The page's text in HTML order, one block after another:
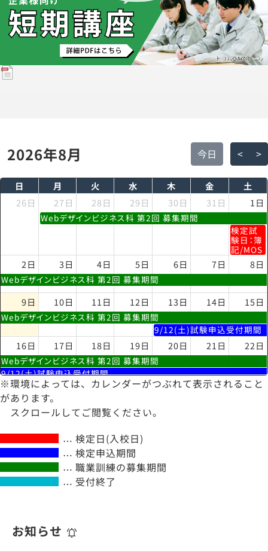
2026年8月 今日 < >
日 月 火 水 木 金
土
26日
27日
Webデザインビジネス科 第2回 募集期間
28日 29日 30日 31日 1日
検定試
験日：簿
記/MOS
2日
Webデザインビジネス科 第2回 募集期間
3日 4日 5日 6日 7日 8日
9日
Webデザインビジネス科 第2回 募集期間
10日 11日 12日 13日
9/12(土)試験申込受付期間
14日 15日
16日
Webデザインビジネス科 第2回 募集期間
9/12(土)試験申込受付期間
17日 18日 19日 20日 21日 22日
23日
Webデザインビジネス科 第2回 募集期
24日 25日 26日 27日 28日 29日
30日
9/12(土)試験申込受付期間
31日 1日 2日
※環境によっては、カレンダーがつぶれて表示されること
があります。
スクロールしてご閲覧ください。
検定日(入校日)
検定申込期間
職業訓練の募集期間
受付終了
お知らせ